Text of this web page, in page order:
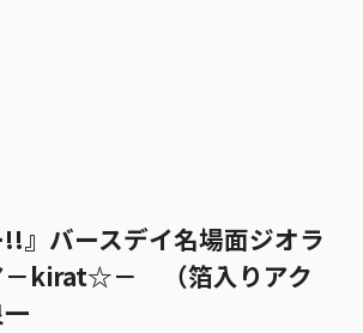
!!』バースデイ名場面ジオラ
－kirat☆－ （箔入りアク